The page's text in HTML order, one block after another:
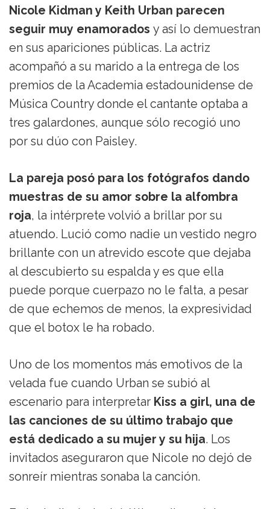
Nicole Kidman y Keith Urban parecen
seguir muy enamorados y así lo demuestran
en sus apariciones públicas. La actriz
acompañó a su marido a la entrega de los
premios de la Academia estadounidense de
Música Country donde el cantante optaba a
tres galardones, aunque sólo recogió uno
por su dúo con Paisley.
La pareja posó para los fotógrafos dando
muestras de su amor sobre la alfombra
roja, la intérprete volvió a brillar por su
atuendo. Lució como nadie un vestido negro
brillante con un atrevido escote que dejaba
al descubierto su espalda y es que ella
puede porque cuerpazo no le falta, a pesar
de que echemos de menos, la expresividad
que el botox le ha robado.
Uno de los momentos más emotivos de la
velada fue cuando Urban se subió al
escenario para interpretar Kiss a girl, una de
las canciones de su último trabajo que
está dedicado a su mujer y su hija. Los
invitados aseguraron que Nicole no dejó de
sonreír mientras sonaba la canción.